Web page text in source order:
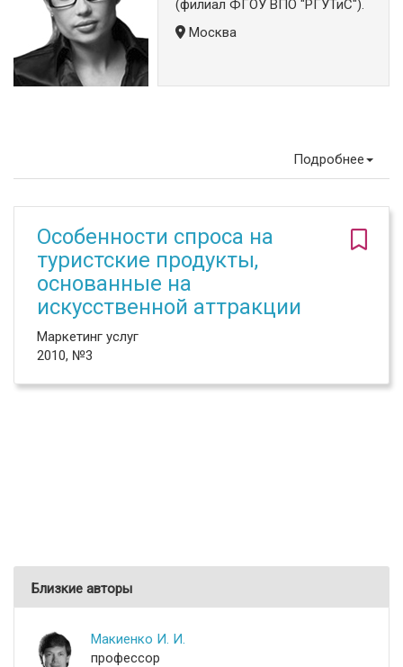
(филиал ФГОУ ВПО "РГУТиС").
Москва
Подробнее
Особенности спроса на
туристские продукты,
основанные на
искусственной аттракции
Маркетинг услуг
2010, №3
Близкие авторы
Макиенко И. И.
профессор